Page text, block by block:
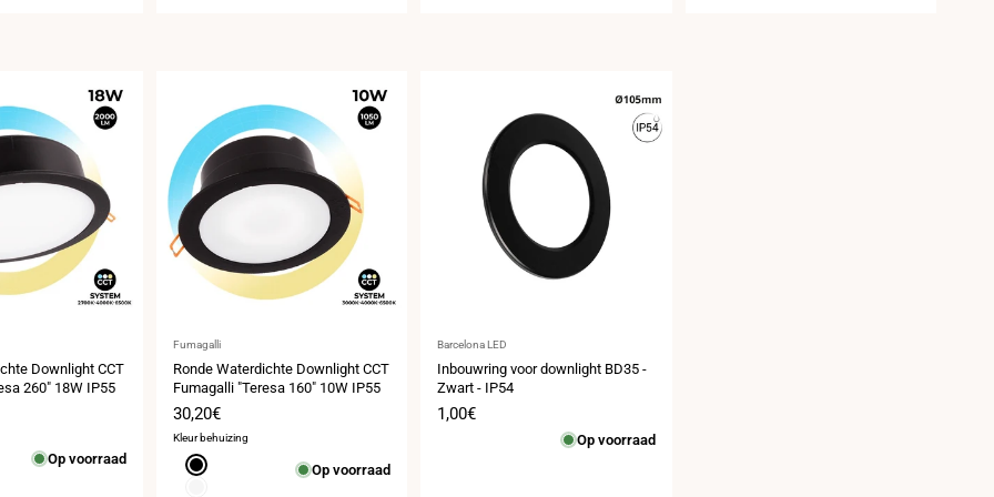
Downlight CCT
260" 18W IP55
Op voorraad
Leverancier:
Fumagalli
Ronde Waterdichte Downlight CCT
Fumagalli "Teresa 160" 10W IP55
Verkoopprijs
30,20€
Kleur behuizing
Zwart
Op voorraad
Leverancier:
Barcelona LED
Inbouwring voor downlight BD35 -
Zwart - IP54
Verkoopprijs
1,00€
Op voorraad